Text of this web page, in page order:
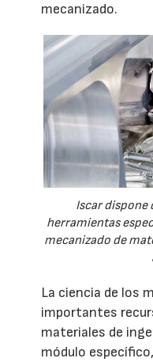
mecanizado.
Iscar dispone
herramientas
mecanizado de
La ciencia de los
importantes
materiales de
módulo